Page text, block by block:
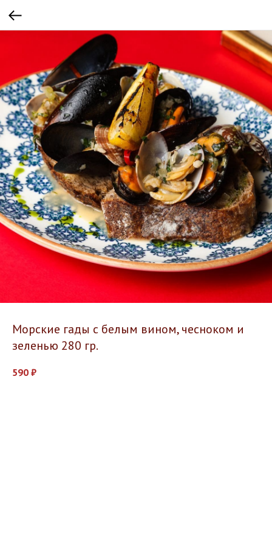
Морские гады с белым вином, чесноком и
зеленью 280 гр.
590 ₽